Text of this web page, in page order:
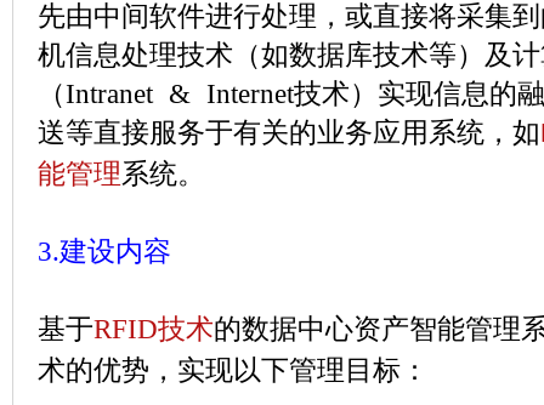
先由中间软件进行处理，或直接将采集
机信息处理技术（如数据库技术等）及
（Intranet & Internet技术）实现信息的
送等直接服务于有关的业务应用系统，如
能管理系统。
3.建设内容
基于RFID技术的数据中心资产智能管理
术的优势，实现以下管理目标：